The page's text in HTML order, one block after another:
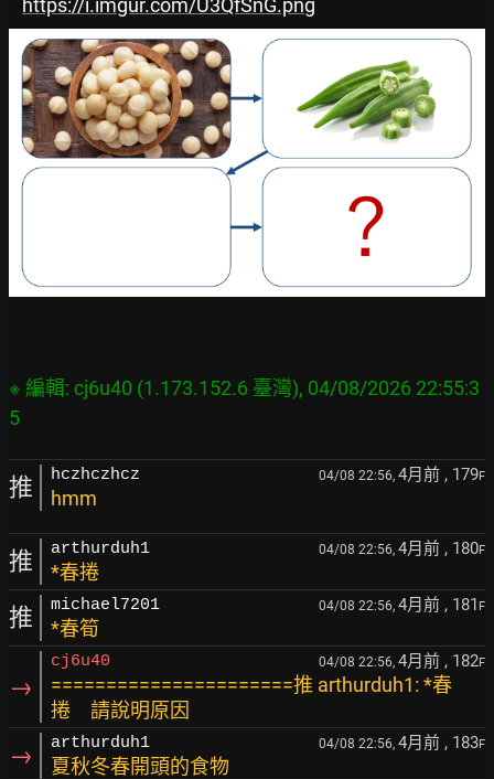
https://i.imgur.com/U3QfSnG.png
※ 編輯: cj6u40 (1.173.152.6 臺灣), 04/08/2026 22:55:3
推 hczhczhcz 04/08 22:56, 4月前 , 179F
hmm
推 arthurduh1 04/08 22:56, 4月前 , 180F
*春捲
推 michael7201 04/08 22:56, 4月前 , 181 F
*春筍
→
cj6u40 04/08 22:56, 4月前 , 182F
======================推 arthurduh1: *春
捲 請說明原因
→ arthurduh1 04/08 22:56, 4月前 , 183F
夏秋冬春開頭的食物